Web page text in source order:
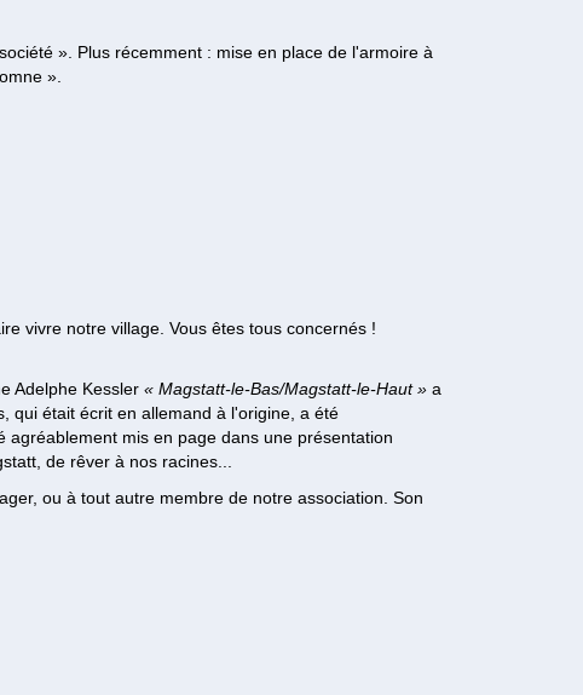
». Plus récemment : mise en place de l'armoire à
».
vivre notre village. Vous êtes tous concernés !
Adelphe Kessler « Magstatt-le-Bas/Magstatt-le-Haut »a
qui était écrit en allemand à l'origine, a été
mis en page dans une présentation
de rêver à nos racines...
ou à tout autre membre de notre association. Son